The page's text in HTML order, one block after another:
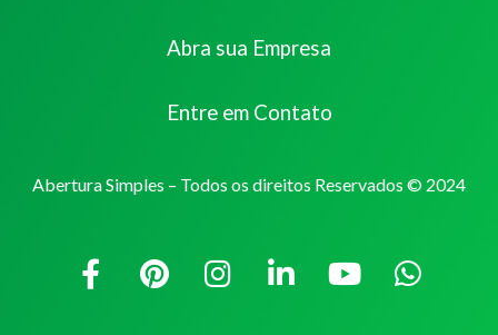
Abra sua Empresa
Entre em Contato
Abertura Simples – Todos os direitos Reservados © 2024